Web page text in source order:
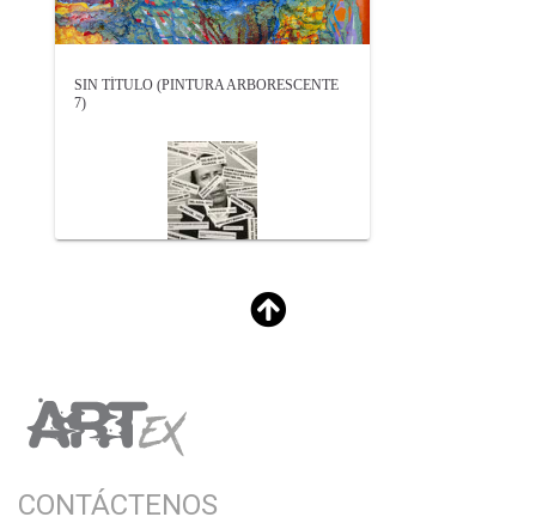
SIN TÍTULO (PINTURA ARBORESCENTE
7)
CONTÁCTENOS